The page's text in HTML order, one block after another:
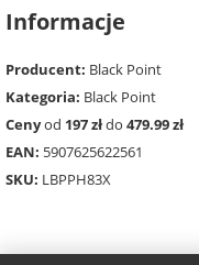
Informacje
Producent: Black Point
Kategoria: Black Point
Cenyod 197 złdo 479.99 zł
EAN: 5907625622561
SKU: LBPPH83X